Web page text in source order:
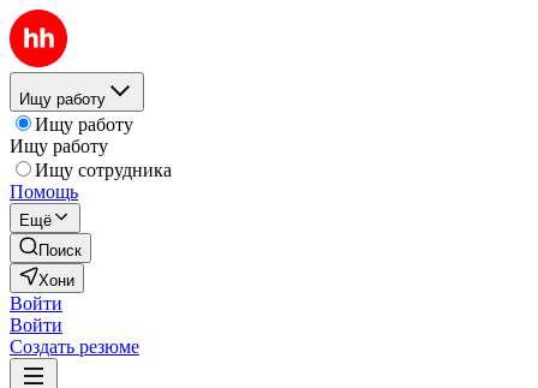
Ищу работу
Ищу работу
Ищу работу
Ищу сотрудника
Помощь
Ещё
Поиск
Хони
Войти
Войти
Создать резюме